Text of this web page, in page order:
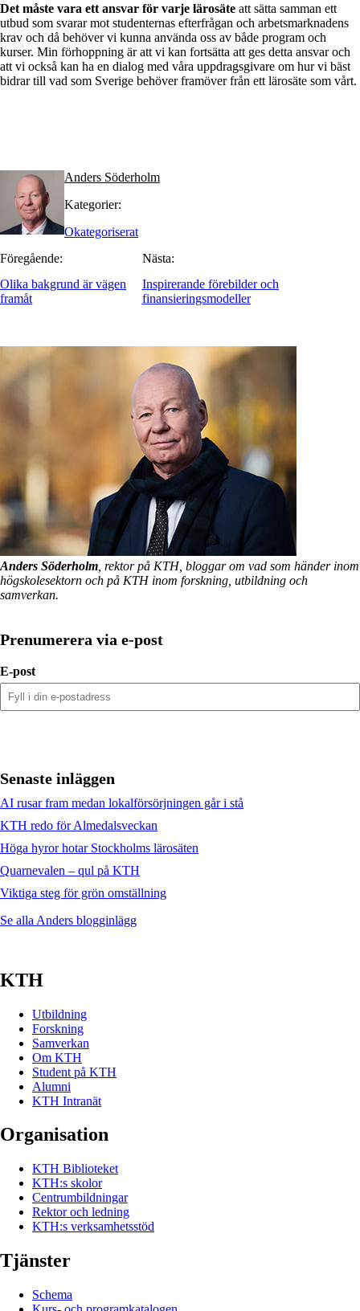
Det måste vara ett ansvar för varje lärosäte att sätta samman ett
utbud som svarar mot studenternas efterfrågan och arbetsmarknadens
krav och då behöver vi kunna använda oss av både program och
kurser. Min förhoppning är att vi kan fortsätta att ges detta ansvar och
att vi också kan ha en dialog med våra uppdragsgivare om hur vi bäst
bidrar till vad som Sverige behöver framöver från ett lärosäte som vårt.
Anders Söderholm
Kategorier:
Okategoriserat
Föregående:
Olika bakgrund är vägen
framåt
Nästa:
Inspirerande förebilder och
finansieringsmodeller
Anders Söderholm , rektor på KTH, bloggar om vad som händer inom
högskolesektorn och på KTH inom forskning, utbildning och
samverkan.
Prenumerera via e-post
E-post
Senaste inläggen
AI rusar fram medan lokalförsörjningen går i stå
KTH redo för Almedalsveckan
Höga hyror hotar Stockholms lärosäten
Quarnevalen – qul på KTH
Viktiga steg för grön omställning
Se alla Anders blogginlägg
KTH
Utbildning
Forskning
Samverkan
Om KTH
Student på KTH
Alumni
KTH Intranät
Organisation
KTH Biblioteket
KTH:s skolor
Centrumbildningar
Rektor och ledning
KTH:s verksamhetsstöd
Tjänster
Schema